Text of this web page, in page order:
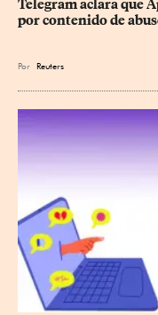
Telegram aclara que
por contenido de
Por Reuters